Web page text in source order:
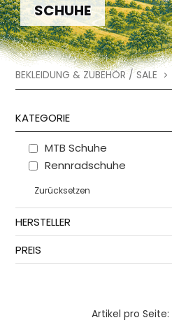
SCHUHE
BEKLEIDUNG & ZUBEHÖR / SALE
KATEGORIE
MTB Schuhe
Rennradschuhe
Zurücksetzen
HERSTELLER
PREIS
Artikel pro Seite: